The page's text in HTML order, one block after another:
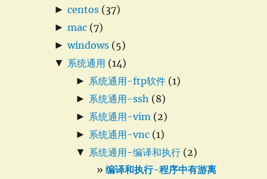
► centos (37)
► mac (7)
► windows (5)
▼ 系统通用 (14)
► 系统通用-ftp软件 (1)
► 系统通用-ssh (8)
► 系统通用-vim (2)
► 系统通用-vnc (1)
▼ 系统通用-编译和执行 (2)
编译和执行-程序中有游离